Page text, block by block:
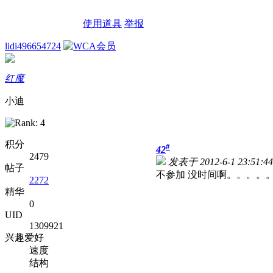
使用道具 举报
lidi496654724
红魔
小迪
积分
2479
帖子
2272
精华
0
UID
1309921
兴趣爱好
速度
结构
42#
发表于 2012-6-1 23:51:44
不参加 没时间啊。。。。